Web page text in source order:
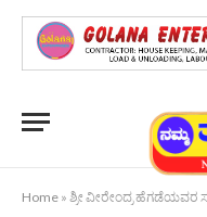
Home » ಶ್ರೀ ವೀರೇಂದ್ರ ಹೆಗಡೆಯವರ